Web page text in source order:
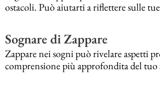
ostacoli. Può aiutarti a riflettere sulle
Sognare di Zappare
Zappare nei sogni può rivelare aspetti
comprensione più approfondita del tuo